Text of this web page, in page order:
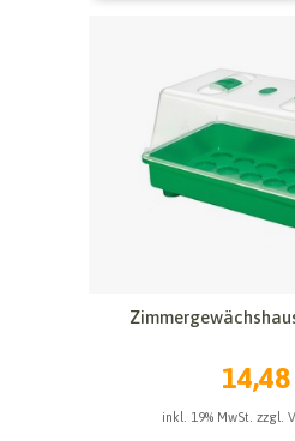
inkl. 19% MwSt. zzgl.